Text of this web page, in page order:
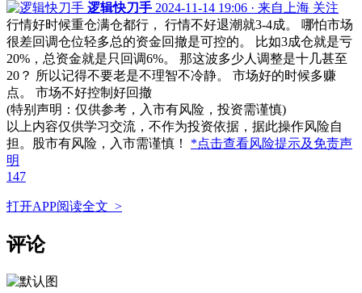
逻辑快刀手 2024-11-14 19:06 · 来自上海 关注
行情好时候重仓满仓都行， 行情不好退潮就3-4成。 哪怕市场
很差回调仓位轻多总的资金回撤是可控的。 比如3成仓就是亏
20%，总资金就是只回调6%。 那这波多少人调整是十几甚至
20？ 所以记得不要老是不理智不冷静。 市场好的时候多赚
点。 市场不好控制好回撤
(特别声明：仅供参考，入市有风险，投资需谨慎)
以上内容仅供学习交流，不作为投资依据，据此操作风险自
担。股市有风险，入市需谨慎！ *点击查看风险提示及免责声
明
147
打开APP阅读全文 >
评论